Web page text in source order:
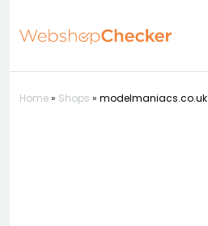
Home» Shops » modelmaniacs.co.uk